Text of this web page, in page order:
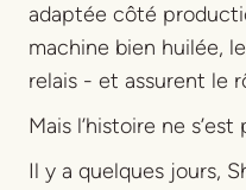
adaptée côté
machine bien huilée,
relais - et assurent le
Mais l’histoire ne
Il y a quelques jours,